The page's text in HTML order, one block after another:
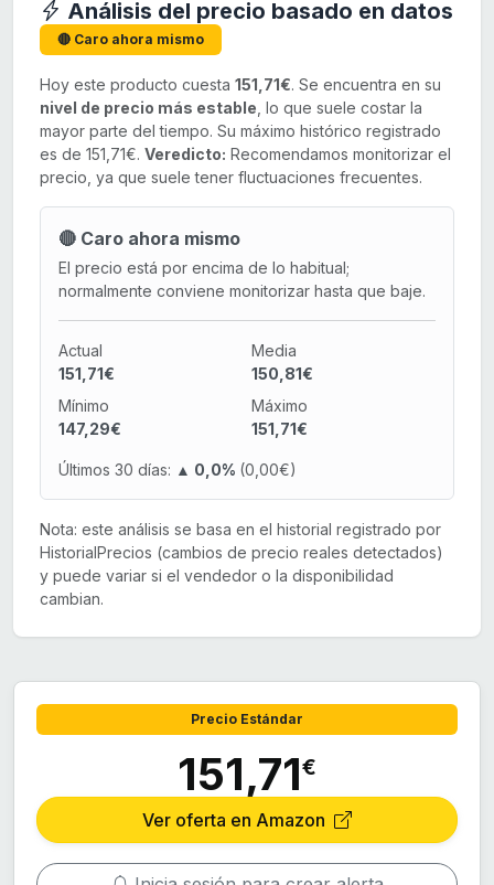
Análisis del precio basado en datos
🔴 Caro ahora mismo
Hoy este producto cuesta 151,71€. Se encuentra en su
nivel de precio más estable , lo que suele costar la
mayor parte del tiempo. Su máximo histórico registrado
es de 151,71€. Veredicto: Recomendamos monitorizar el
precio, ya que suele tener fluctuaciones frecuentes.
🔴 Caro ahora mismo
El precio está por encima de lo habitual;
normalmente conviene monitorizar hasta que baje.
Actual
151,71€
Media
150,81€
Mínimo
147,29€
Máximo
151,71€
Últimos 30 días: ▲ 0,0% (0,00€)
Nota: este análisis se basa en el historial registrado por
HistorialPrecios (cambios de precio reales detectados)
y puede variar si el vendedor o la disponibilidad
cambian.
Precio Estándar
151,71€
Ver oferta en Amazon